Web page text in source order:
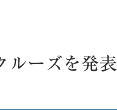
ルーズを発表